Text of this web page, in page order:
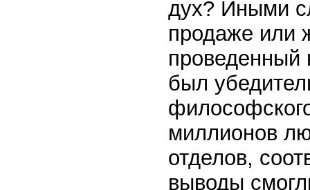
дух? Иными
продаже или
проведенный
был
миллионов
отделов,
выводы